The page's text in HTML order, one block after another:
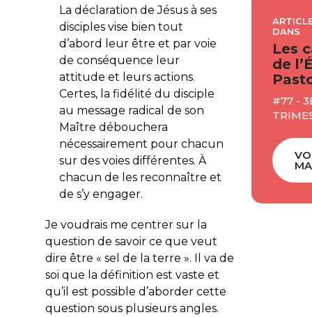
La déclaration de Jésus à ses
disciples vise bien tout
d’abord leur être et par voie
de conséquence leur
attitude et leurs actions.
Certes, la fidélité du disciple
au message radical de son
Maître débouchera
nécessairement pour chacun
sur des voies différentes. À
chacun de les reconnaître et
de s’y engager.
Je voudrais me centrer sur la
question de savoir ce que veut
dire être « sel de la terre ». Il va de
soi que la définition est vaste et
qu’il est possible d’aborder cette
question sous plusieurs angles.
DANS
Les
de
#77 -